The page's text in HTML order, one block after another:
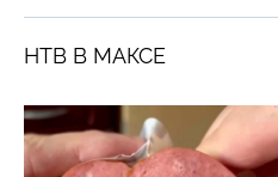
НТВ В МАКСЕ